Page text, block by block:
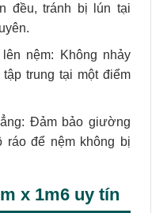
đều, tránh bị lún tại
nệm: Không nhảy
trung tại một điểm
Đảm bảo giường
ráo để nệm không bị
x 1m6 uy tín